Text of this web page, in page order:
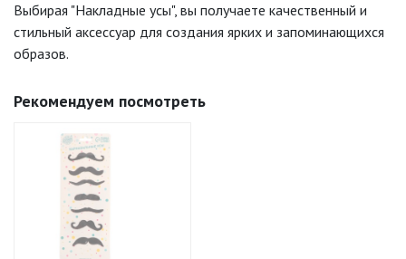
Выбирая "Накладные усы", вы получаете качественный и
стильный аксессуар для создания ярких и запоминающихся
образов.
Рекомендуем посмотреть